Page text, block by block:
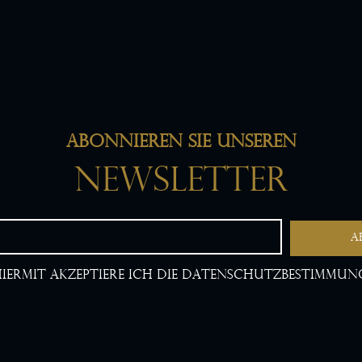
Abonnieren Sie unseren
Newsletter
akzeptiere ich die